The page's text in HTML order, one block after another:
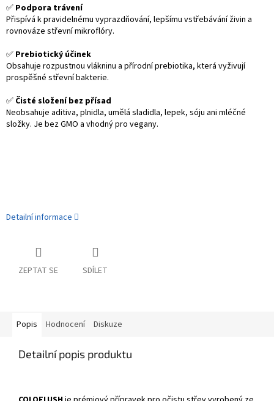
✅ Podpora trávení
Přispívá k pravidelnému vyprazdňování, lepšímu vstřebávání živin a
rovnováze střevní mikroflóry.
✅ Prebiotický účinek
Obsahuje rozpustnou vlákninu a přírodní prebiotika, která vyživují
prospěšné střevní bakterie.
✅ Čisté složení bez přísad
Neobsahuje aditiva, plnidla, umělá sladidla, lepek, sóju ani mléčné
složky. Je bez GMO a vhodný pro vegany.
Detailní informace
ZEPTAT SE SDÍLET
Popis Hodnocení Diskuze
Detailní popis produktu